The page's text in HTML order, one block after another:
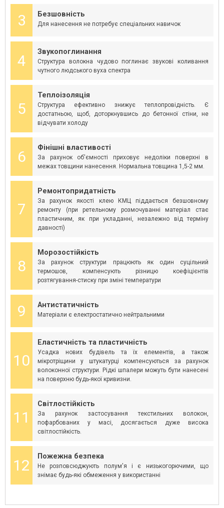
3 Безшовність
Для нанесення не потребує спеціальних навичок
4
Звукопоглинання
Структура волокна чудово поглинає звукові коливання
чутного людського вуха спектра
5
Теплоізоляція
Структура ефективно знижує теплопровідність. Є
достатньою, щоб, доторкнувшись до бетонної стіни, не
відчувати холоду
6
Фінішні властивості
За рахунок об'ємності приховує недоліки поверхні в
межах товщини нанесення. Нормальна товщина 1,5-2 мм.
7
Ремонтопридатність
За рахунок якості клею КМЦ піддається безшовному
ремонту (при ретельному розмочуванні матеріал стає
пластичним, як при укладанні, незалежно від терміну
давності)
8
Морозостійкість
За рахунок структури працюють як один суцільний
термошов, компенсують різницю коефіцієнтів
розтягування-стиску при зміні температури
9 Антистатичність
Матеріали є електростатично нейтральними
10
Еластичність та пластичність
Усадка нових будівель та їх елементів, а також
мікротріщини у штукатурці компенсуються за рахунок
волоконної структури. Рідкі шпалери можуть бути нанесені
на поверхню будь-якої кривизни.
11
Світлостійкість
За рахунок застосування текстильних волокон,
пофарбованих у масі, досягається дуже висока
світлостійкість.
12
Пожежна безпека
Не розповсюджують полум'я і є низькогорючими, що
знімає будь-які обмеження у використанні